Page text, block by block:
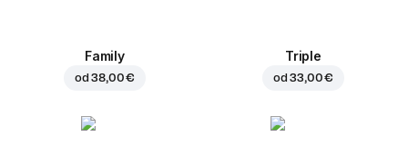
Family
od38,00 €
Triple
od33,00 €